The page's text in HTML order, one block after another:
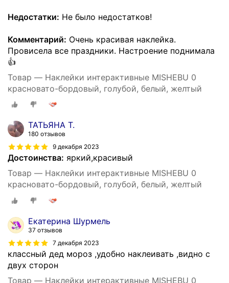
Недостатки: Не было недостатков!
Комментарий: Очень красивая наклейка.
Провисела все праздники. Настроение поднимала
👍
Товар — Наклейки интерактивные MISHEBU 0
красновато-бордовый, голубой, белый, желтый
ТАТЬЯНА Т.
180 отзывов
9 декабря 2023
Достоинства: яркий,красивый
Товар — Наклейки интерактивные MISHEBU 0
красновато-бордовый, голубой, белый, желтый
Екатерина Шурмель
37 отзывов
7 декабря 2023
классный дед мороз ,удобно наклеивать ,видно с
двух сторон
Товар — Наклейки интерактивные MISHEBU 0